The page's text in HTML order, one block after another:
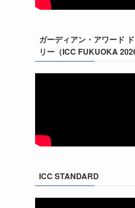
ガーディアン・アワード
リー（ICC FUKUOKA
ICC STANDARD